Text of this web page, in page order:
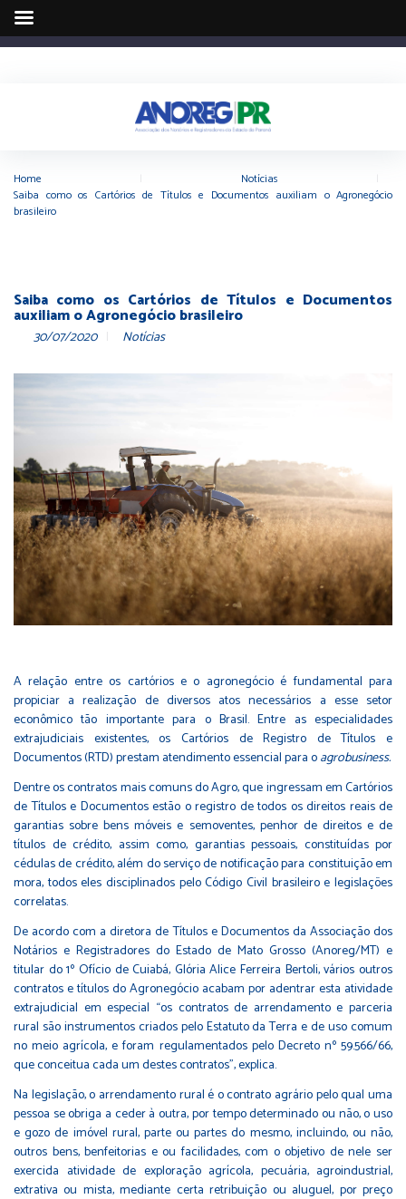
Home Notícias
Saiba como os Cartórios de Títulos e Documentos auxiliam o Agronegócio
brasileiro
Saiba como os Cartórios de Títulos e Documentos
auxiliam o Agronegócio brasileiro
30/07/2020 Notícias
A relação entre os cartórios e o agronegócio é fundamental para
propiciar a realização de diversos atos necessários a esse setor
econômico tão importante para o Brasil. Entre as especialidades
extrajudiciais existentes, os Cartórios de Registro de Títulos e
Documentos (RTD) prestam atendimento essencial para oagrobusiness.
Dentre os contratos mais comuns do Agro, que ingressam em Cartórios
de Títulos e Documentos estão o registro de todos os direitos reais de
garantias sobre bens móveis e semoventes, penhor de direitos e de
títulos de crédito, assim como, garantias pessoais, constituídas por
cédulas de crédito, além do serviço de notificação para constituição em
mora, todos eles disciplinados pelo Código Civil brasileiro e legislações
correlatas.
De acordo com a diretora de Títulos e Documentos da Associação dos
Notários e Registradores do Estado de Mato Grosso (Anoreg/MT) e
titular do 1º Ofício de Cuiabá, Glória Alice Ferreira Bertoli, vários outros
contratos e títulos do Agronegócio acabam por adentrar esta atividade
extrajudicial em especial “os contratos de arrendamento e parceria
rural são instrumentos criados pelo Estatuto da Terra e de uso comum
no meio agrícola, e foram regulamentados pelo Decreto nº 59.566/66,
que conceitua cada um destes contratos”, explica.
Na legislação, o arrendamento rural é o contrato agrário pelo qual uma
pessoa se obriga a ceder à outra, por tempo determinado ou não, o uso
e gozo de imóvel rural, parte ou partes do mesmo, incluindo, ou não,
outros bens, benfeitorias e ou facilidades, com o objetivo de nele ser
exercida atividade de exploração agrícola, pecuária, agroindustrial,
extrativa ou mista, mediante certa retribuição ou aluguel, por preço